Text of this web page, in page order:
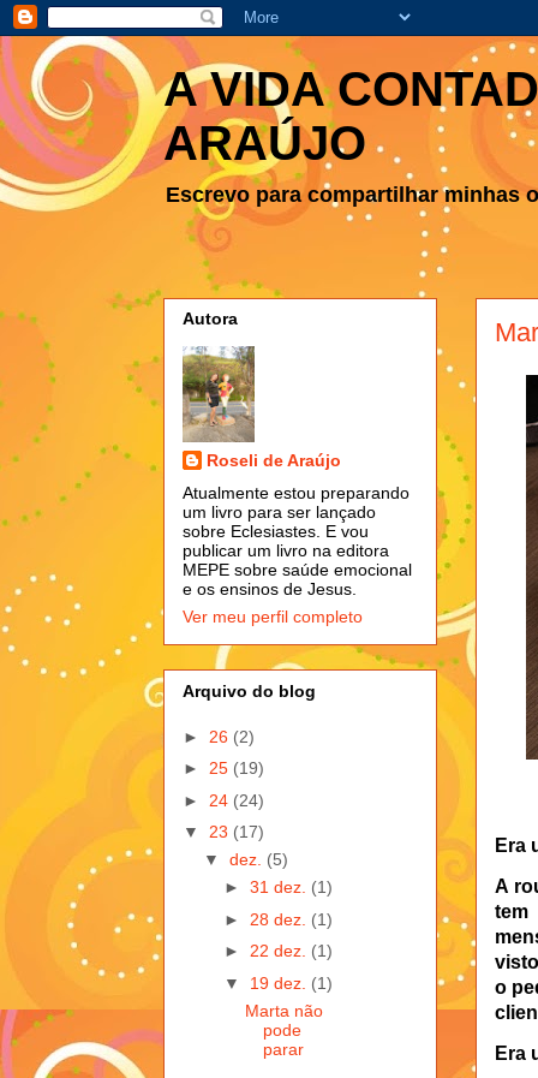
A VIDA
ARAÚJO
Escrevo para compartilhar minhas
Era
A
tem
o
Era
Autora
Roseli de Araújo
Atualmente estou preparando
um livro para ser lançado
sobre Eclesiastes. E vou
publicar um livro na editora
MEPE sobre saúde emocional
e os ensinos de Jesus.
Ver meu perfil completo
Arquivo do blog
► 26 (2)
► 25 (19)
► 24 (24)
▼ 23 (17)
▼ dez. (5)
► 31 dez. (1)
► 28 dez. (1)
► 22 dez. (1)
▼ 19 dez. (1)
Marta não
pode
parar